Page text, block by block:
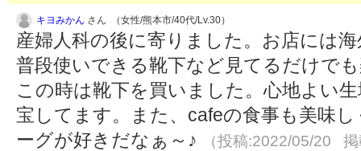
キヨみかん さん （女性/熊本市/40代/Lv.30）
産婦人科の後に寄りました。お店には
普段使いできる靴下など見てるだけで
この時は靴下を買いました。心地よい
宝してます。また、cafeの食事も美味
ーグが好きだなぁ～♪
（投稿:2022/05/20